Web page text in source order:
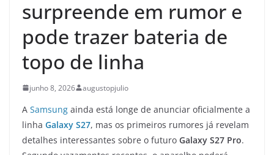
surpreende em rumor e
pode trazer bateria de
topo de linha
junho 8, 2026 augustopjulio
A Samsung ainda está longe de anunciar oficialmente a
linha Galaxy S27, mas os primeiros rumores já revelam
detalhes interessantes sobre o futuro Galaxy S27 Pro.